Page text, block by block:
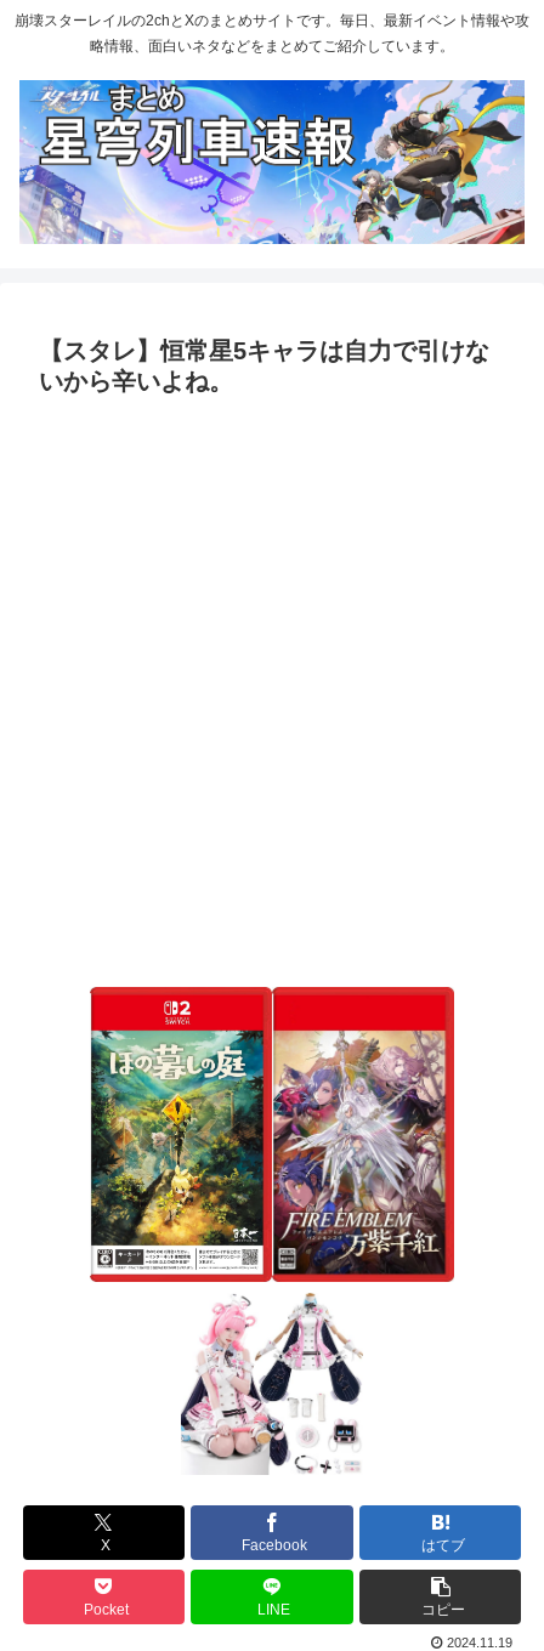
崩壊スターレイルの2chとXのまとめサイトです。毎日、最新イベント情報や攻
略情報、面白いネタなどをまとめてご紹介しています。
【スタレ】恒常星5キャラは自力で引けな
いから辛いよね。
X Facebook はてブ
Pocket LINE コピー
2024.11.19